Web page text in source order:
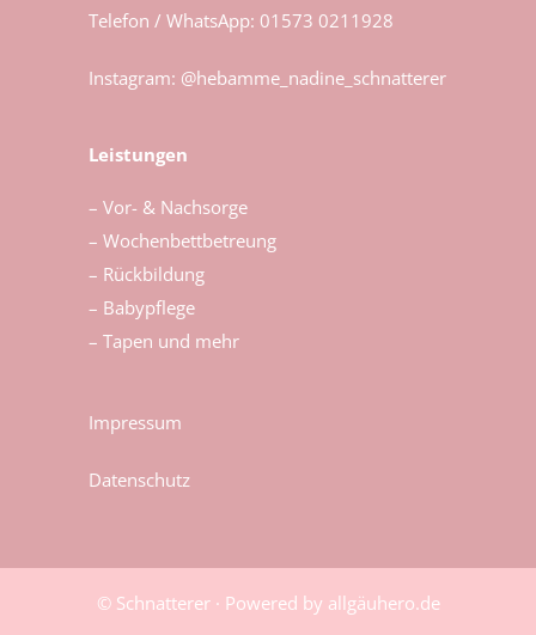
Telefon / WhatsApp: 01573 0211928
Instagram: @hebamme_nadine_schnatterer
Leistungen
– Vor- & Nachsorge
– Wochenbettbetreung
– Rückbildung
– Babypflege
– Tapen und mehr
Impressum
Datenschutz
© Schnatterer · Powered by allgäuhero.de